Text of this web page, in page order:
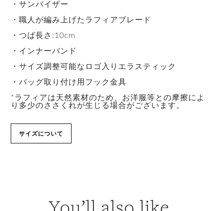
・サンバイザー
・職人が編み上げたラフィアブレード
・つば長さ:10cm
・インナーバンド
・サイズ調整可能なロゴ入りエラスティック
・バッグ取り付け用フック金具
*ラフィアは天然素材のため、お洋服等との摩擦によ
り多少のささくれが生じる場合がございます。
サイズについて